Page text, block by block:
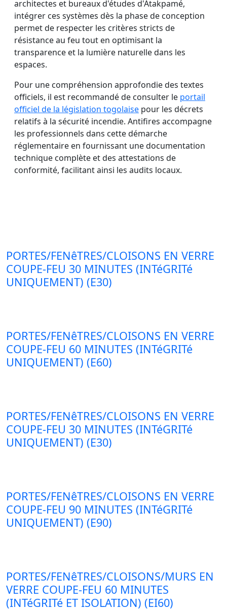
architectes et bureaux d'études d'Atakpamé,
intégrer ces systèmes dès la phase de conception
permet de respecter les critères stricts de
résistance au feu tout en optimisant la
transparence et la lumière naturelle dans les
espaces.
Pour une compréhension approfondie des textes
officiels, il est recommandé de consulter le portail
officiel de la législation togolaise pour les décrets
relatifs à la sécurité incendie. Antifires accompagne
les professionnels dans cette démarche
réglementaire en fournissant une documentation
technique complète et des attestations de
conformité, facilitant ainsi les audits locaux.
PORTES/FENêTRES/CLOISONS EN VERRE
COUPE-FEU 30 MINUTES (INTéGRITé
UNIQUEMENT) (E30)
PORTES/FENêTRES/CLOISONS EN VERRE
COUPE-FEU 60 MINUTES (INTéGRITé
UNIQUEMENT) (E60)
PORTES/FENêTRES/CLOISONS EN VERRE
COUPE-FEU 30 MINUTES (INTéGRITé
UNIQUEMENT) (E30)
PORTES/FENêTRES/CLOISONS EN VERRE
COUPE-FEU 90 MINUTES (INTéGRITé
UNIQUEMENT) (E90)
PORTES/FENêTRES/CLOISONS/MURS EN
VERRE COUPE-FEU 60 MINUTES
(INTéGRITé ET ISOLATION) (EI60)